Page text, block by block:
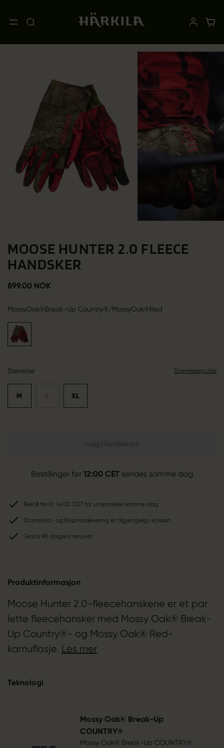
MOOSE HUNTER 2.0 FLEECE
HANDSKER
899.00 NOK
MossyOak®Break-Up Country®/MossyOak®Red
Størrelse Størrelsesguide
M XL
Bestillinger før 12:00 CET sendes samme dag
Bestill før kl. 14:00 CET for utsendelse samme dag
Standard- og Ekspresslevering er tilgjengelig i kassen
Gratis 90 dagers returret
Produktinformasjon
Moose Hunter 2.0-fleecehanskene er et par
lette fleecehansker med Mossy Oak® Break-
Up Country®- og Mossy Oak® Red-
kamuflasje. Les mer
Teknologi
Mossy Oak® Break-Up
COUNTRY®
Mossy Oak® Break-Up COUNTRY®